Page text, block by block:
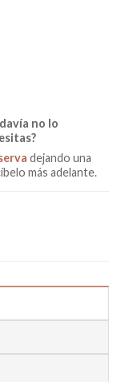
no lo
dejando una
más adelante.